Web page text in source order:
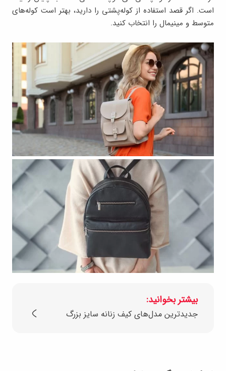
است. اگر قصد استفاده از کوله‌پشتی را دارید، بهتر است کوله‌های
متوسط و مینیمال را انتخاب کنید.
بیشتر بخوانید:
جدیدترین مدل‌های کیف زنانه سایز بزرگ